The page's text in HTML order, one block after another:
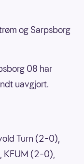
og Sarpsborg
08 har
uavgjort.
Turn (2–0),
KFUM (2–0),